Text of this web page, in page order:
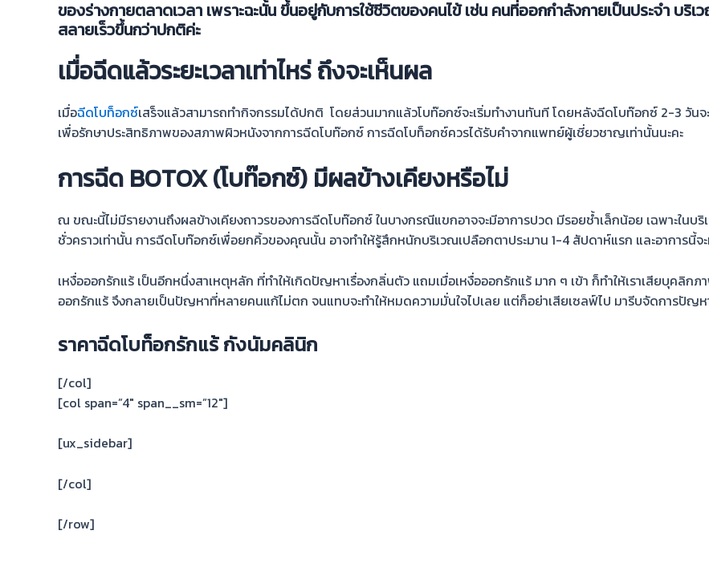
ของร่างกายตลาดเวลา เพราะฉะนั้น ขึ้นอยู่กับการใช้ชีวิตของคนไข้ เช่น คนที่ออกกำลังกายเป็นประจำ บ
สลายเร็วขึ้นกว่าปกติค่ะ
เมื่อฉีดแล้วระยะเวลาเท่าไหร่ ถึงจะเห็นผล
เมื่อฉีดโบท็อกซ์เสร็จแล้วสามารถทำกิจกรรมได้ปกติ โดยส่วนมากแล้วโบท๊อกซ์จะเริ่มทำงานทันที โดยหลังฉีดโบท๊อกซ์ 2-3 วันจ
เพื่อรักษาประสิทธิภาพของสภาพผิวหนังจากการฉีดโบท๊อกซ์ การฉีดโบท็อกซ์ควรได้รับคำจากแพทย์ผู้เชี่ยวชาญเท่านั้นนะคะ
การฉีด BOTOX (โบท๊อกซ์) มีผลข้างเคียงหรือไม่
ณ ขณะนี้ไม่มีรายงานถึงผลข้างเคียงถาวรของการฉีดโบท๊อกซ์ ในบางกรณีแขกอาจจะมีอาการปวด มีรอยช้ำเล็กน้อย เฉพาะใน
ชั่วคราวเท่านั้น การฉีดโบท๊อกซ์เพื่อยกคิ้วของคุณนั้น อาจทำให้รู้สึกหนักบริเวณเปลือกตาประมาน 1-4 สัปดาห์แรก และอาการนี้จะ
เหงื่อออกรักแร้ เป็นอีกหนึ่งสาเหตุหลัก ที่ทำให้เกิดปัญหาเรื่องกลิ่นตัว แถมเมื่อเหงื่อออกรักแร้ มาก ๆ เข้า ก็ทำให้เราเสียบุคลิกภ
ออกรักแร้ จึงกลายเป็นปัญหาที่หลายคนแก้ไม่ตก จนแทบจะทำให้หมดความมั่นใจไปเลย แต่ก็อย่าเสียเซลฟ์ไป มารีบจัดการปัญ
ราคาฉีดโบท็อกรักแร้ กังนัมคลินิก
[/col]
[col span=”4″ span__sm=”12″]
[ux_sidebar]
[/col]
[/row]